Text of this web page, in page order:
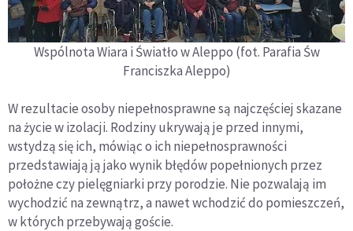
Wspólnota Wiara i Światło w Aleppo (fot. Parafia Św
Franciszka Aleppo)
W rezultacie osoby niepełnosprawne są najczęściej skazane
na życie w izolacji. Rodziny ukrywają je przed innymi,
wstydzą się ich, mówiąc o ich niepełnosprawności
przedstawiają ją jako wynik błędów popełnionych przez
położne czy pielęgniarki przy porodzie. Nie pozwalają im
wychodzić na zewnątrz, a nawet wchodzić do pomieszczeń,
w których przebywają goście.